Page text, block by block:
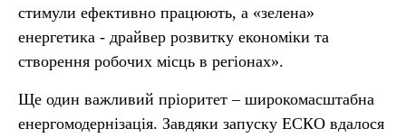
стимули ефективно працюють, а «зелена»
енергетика - драйвер розвитку економіки та
створення робочих місць в регіонах».
Ще один важливий пріоритет – широкомасштабна
енергомодернізація. Завдяки запуску ЕСКО вдалося